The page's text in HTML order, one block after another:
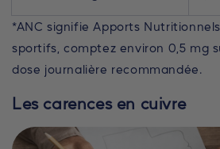
*ANC signifie Apports
sportifs, comptez environ 0,5 mg
dose journalière recommandée.
Les carences en cuivre